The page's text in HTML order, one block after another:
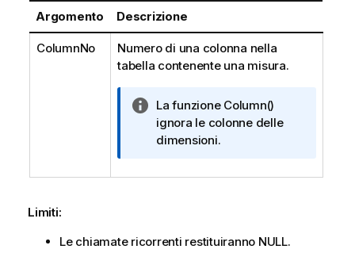
Argomento Descrizione
ColumnNo
Numero di una colonna nella
tabella contenente una misura.
N
o
t
i
r
La funzione Column()
ignora le colonne delle
dimensioni.
Limiti:
Le chiamate ricorrenti restituiranno NULL.